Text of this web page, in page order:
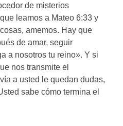
de misterios
leamos a Mateo 6:33 y
amemos. Hay que
de amar, seguir
a nosotros tu reino». Y si
nos transmite el
a usted le quedan dudas,
sabe cómo termina el